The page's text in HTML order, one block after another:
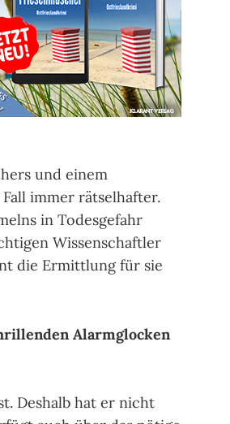
und einem
immer rätselhafter.
in Todesgefahr
Wissenschaftler
die Ermittlung für sie
Alarmglocken
Deshalb hat er nicht